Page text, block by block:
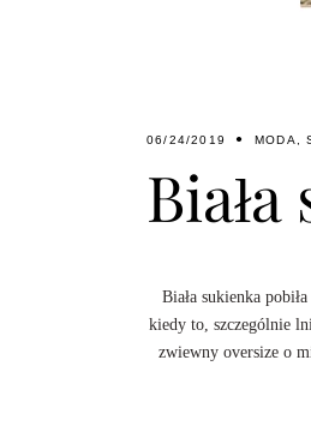
06/24/2019 MODA ,
Biała sukienka
kiedy to, szczególnie
zwiewny oversize o